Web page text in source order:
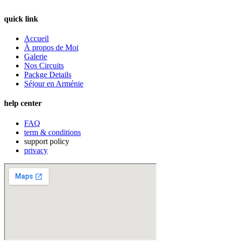
quick link
Accueil
À propos de Moi
Galerie
Nos Circuits
Packge Details
Séjour en Arménie
help center
FAQ
term & conditions
support policy
privacy